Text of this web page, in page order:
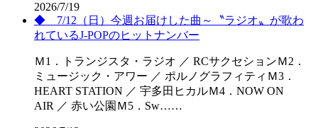
2026/7/19
◆ 7/12（日）今週お届けした曲～〝ラジオ〟が歌わ
れているJ-POPのヒットナンバー
Ｍ1．トランジスタ・ラジオ ／ RCサクセションＭ2．
ミュージック・アワー ／ ポルノグラフィティＭ3．
HEART STATION ／ 宇多田ヒカルＭ4．NOW ON
AIR ／ 赤い公園Ｍ5．Sw……